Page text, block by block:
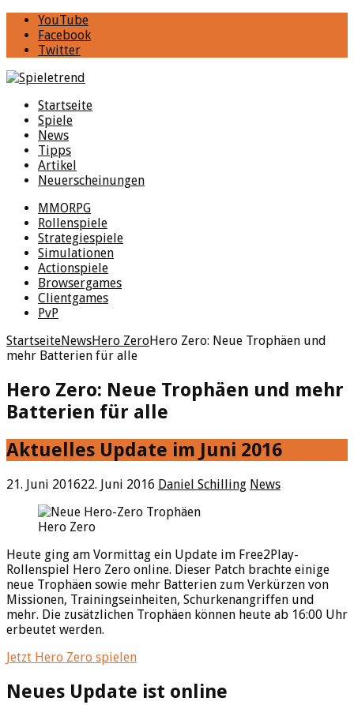
YouTube
Facebook
Twitter
Startseite
Spiele
News
Tipps
Artikel
Neuerscheinungen
MMORPG
Rollenspiele
Strategiespiele
Simulationen
Actionspiele
Browsergames
Clientgames
PvP
StartseiteNewsHero ZeroHero Zero: Neue Trophäen und
mehr Batterien für alle
Hero Zero: Neue Trophäen und mehr
Batterien für alle
Aktuelles Update im Juni 2016
21. Juni 201622. Juni 2016 Daniel Schilling News
Hero Zero
Heute ging am Vormittag ein Update im Free2Play-
Rollenspiel Hero Zero online. Dieser Patch brachte einige
neue Trophäen sowie mehr Batterien zum Verkürzen von
Missionen, Trainingseinheiten, Schurkenangriffen und
mehr. Die zusätzlichen Trophäen können heute ab 16:00 Uhr
erbeutet werden.
Jetzt Hero Zero spielen
Neues Update ist online